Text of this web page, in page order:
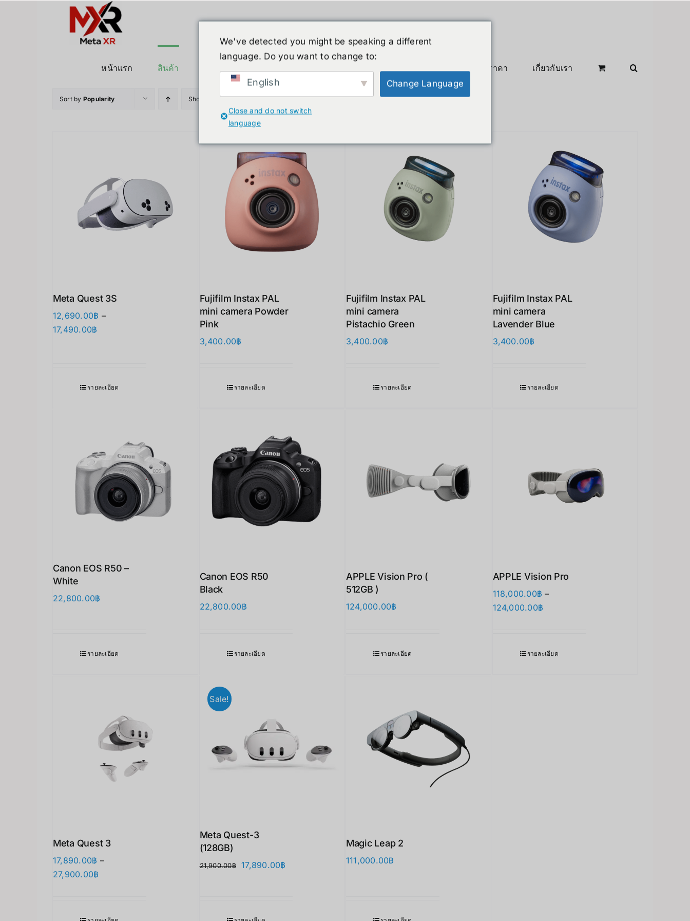
หน้าแรก
สินค้า สินค้าลดราคา เกี่ยวกับเรา
Sort by Popularity Show 12 Products
Meta Quest 3S
12,690.00฿ –
17,490.00฿
17,490.00฿
รายละเอียด
Fujifilm Instax PAL
mini camera Powder
Pink
3,400.00฿
รายละเอียด
Fujifilm Instax PAL
mini camera
Pistachio Green
3,400.00฿
รายละเอียด
Fujifilm Instax PAL
mini camera
Lavender Blue
3,400.00฿
รายละเอียด
Canon EOS R50 –
White
22,800.00฿
รายละเอียด
Canon EOS R50
Black
22,800.00฿
รายละเอียด
APPLE Vision Pro (
512GB )
124,000.00฿
รายละเอียด
APPLE Vision Pro
118,000.00฿ –
124,000.00฿
through
รายละเอียด
Meta Quest 3
17,890.00฿ –
27,900.00฿
through
Sale!
Meta Quest-3
(128GB)
21,900.00฿
Original
17,890.00฿
Magic Leap 2
111,000.00฿
We've detected you might be speaking a different
language. Do you want to change to:
English Change Language
Close and do not switch
language